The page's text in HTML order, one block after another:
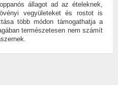
állagot ad az ételeknek,
vegyületeket és rostot is
több módon támogathatja a
természetesen nem számít